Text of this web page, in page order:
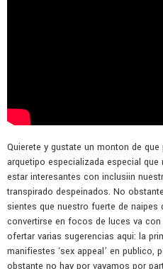
Quierete y gustate un monton de
arquetipo especializada especial
estar interesantes con inclusiin
transpirado despeinados. No
sientes que nuestro fuerte de naipes
convertirse en focos de luces va
ofertar varias sugerencias aqui: la
manifiestes ‘sex appeal’ en publico,
obstante no hay por vayamos por